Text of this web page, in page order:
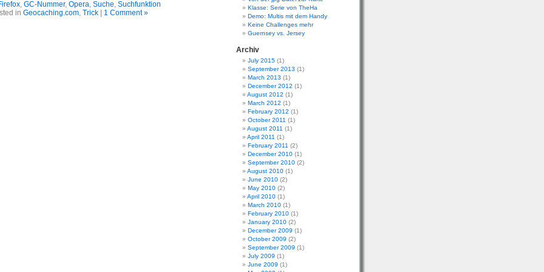
, GC-Nummer, Opera, Suche, Suchfunktion
in Geocaching.com, Trick 1 Comment »
Klasse: Serie von TheHa
Demo: Multis mit dem Handy
Keine Challenges mehr
Guernsey vs. Jersey
Archiv
July 2015 (1)
September 2013 (1)
March 2013 (1)
December 2012 (1)
August 2012 (1)
March 2012 (1)
February 2012 (1)
October 2011 (1)
August 2011 (1)
April 2011 (1)
February 2011 (2)
December 2010 (1)
September 2010 (2)
August 2010 (1)
June 2010 (2)
May 2010 (2)
April 2010 (1)
March 2010 (1)
February 2010 (1)
January 2010 (2)
December 2009 (1)
October 2009 (2)
September 2009 (1)
July 2009 (1)
June 2009 (1)